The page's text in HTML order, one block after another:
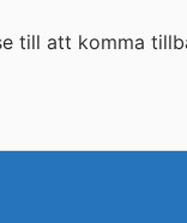
till att komma